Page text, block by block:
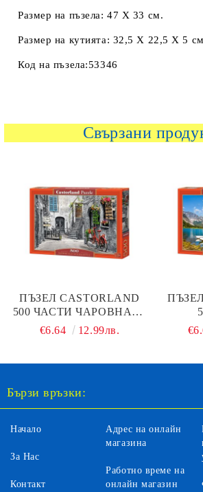
Размер на пъзела: 47 Х 33 см.
Размер на кутията: 32,5 Х 22,5 Х 5
Код на пъзела:53346
Свързани
ПЪЗЕЛ CASTORLAND
500 ЧАСТИ ЧАРОВНАТА
АЛЕЯ С ЧЕРВЕНОТО
€6.64 12.99лв.
Бързи връзки:
Начало
За Нас
Контакт
Адрес на онлайн
магазина
Работно време на
онлайн магазин